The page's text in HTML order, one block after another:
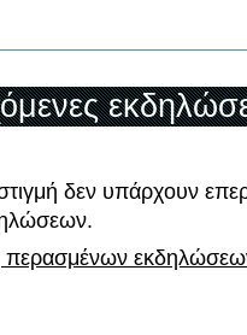
δεν υπάρχουν
περασμένων